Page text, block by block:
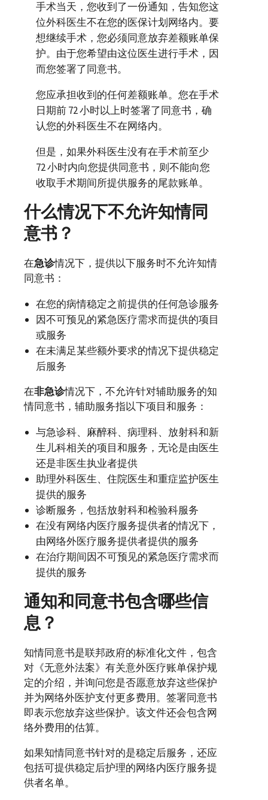
手术当天，您收到了一份通知，告知您这
位外科医生不在您的医保计划网络内。要
想继续手术，您必须同意放弃差额账单保
护。由于您希望由这位医生进行手术，因
而您签署了同意书。
您应承担收到的任何差额账单。您在手术
日期前 72 小时以上时签署了同意书，确
认您的外科医生不在网络内。
但是，如果外科医生没有在手术前至少
72 小时内向您提供同意书，则不能向您
收取手术期间所提供服务的尾款账单。
什么情况下不允许知情同
意书？
在急诊情况下，提供以下服务时不允许知情
同意书：
在您的病情稳定之前提供的任何急诊服务
因不可预见的紧急医疗需求而提供的项目
或服务
在未满足某些额外要求的情况下提供稳定
后服务
在非急诊情况下，不允许针对辅助服务的知
情同意书，辅助服务指以下项目和服务：
与急诊科、麻醉科、病理科、放射科和新
生儿科相关的项目和服务，无论是由医生
还是非医生执业者提供
助理外科医生、住院医生和重症监护医生
提供的服务
诊断服务，包括放射科和检验科服务
在没有网络内医疗服务提供者的情况下，
由网络外医疗服务提供者提供的服务
在治疗期间因不可预见的紧急医疗需求而
提供的服务
通知和同意书包含哪些信
息？
知情同意书是联邦政府的标准化文件，包含
对《无意外法案》有关意外医疗账单保护规
定的介绍，并询问您是否愿意放弃这些保护
并为网络外医护支付更多费用。签署同意书
即表示您放弃这些保护。该文件还会包含网
络外费用的估算。
如果知情同意书针对的是稳定后服务，还应
包括可提供稳定后护理的网络内医疗服务提
供者名单。